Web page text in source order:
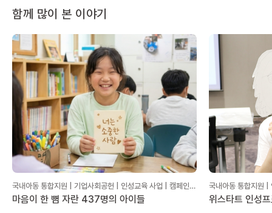
함께 많이 본 이야기
국내아동 통합지원 | 기업사회공헌 | 인성교육 사업 | 캠페인
후기
마음이 한 뼘 자란 437명의 아이들
국내아동 통합지원 |
위스타트 인성